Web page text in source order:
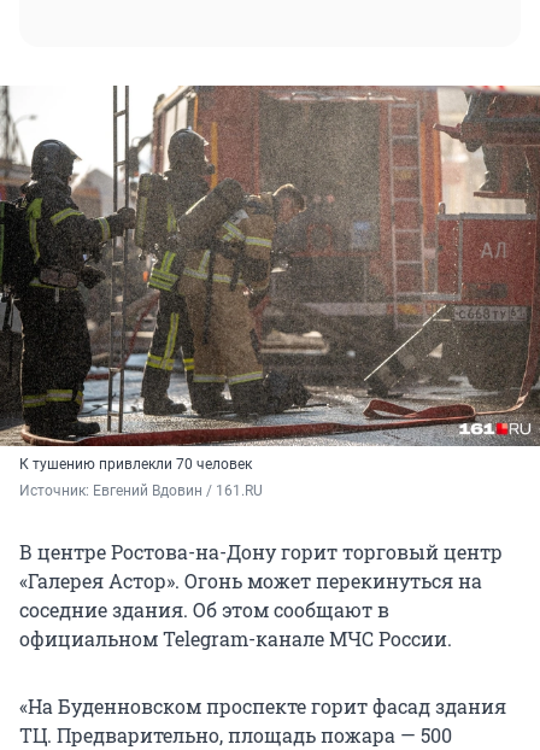
К тушению привлекли 70 человек
Источник: Евгений Вдовин / 161.RU
В центре Ростова-на-Дону горит торговый центр
«Галерея Астор». Огонь может перекинуться на
соседние здания. Об этом сообщают в
официальном Telegram-канале МЧС России.
«На Буденновском проспекте горит фасад здания
ТЦ. Предварительно, площадь пожара — 500